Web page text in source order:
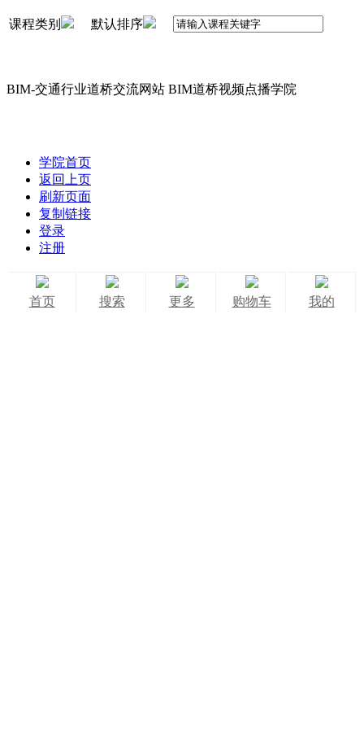
课程类别 默认排序
BIM-交通行业道桥交流网站 BIM道桥视频点播学院
学院首页
返回上页
刷新页面
复制链接
登录
注册
首页 搜索 更多 购物车 我的